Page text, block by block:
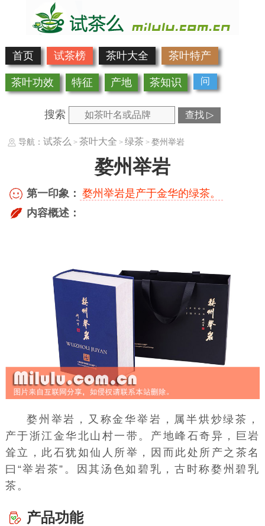
首页 试茶榜 茶叶大全 茶叶特产
茶叶功效 特征 产地 茶知识 问
搜索 查找 ▷
导航： 试茶么 > 茶叶大全 > 绿茶 > 婺州举岩
婺州举岩
第一印象： 婺州举岩是产于金华的绿茶。
内容概述：
婺州举岩，又称金华举岩，属半烘炒绿茶，
产于浙江金华北山村一带。产地峰石奇异，巨岩
耸立，此石犹如仙人所举，因而此处所产之茶名
曰“举岩茶”。因其汤色如碧乳，古时称婺州碧乳
茶。
产品功能